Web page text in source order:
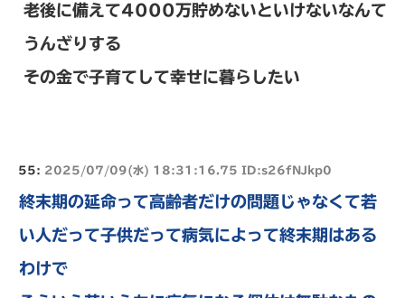
老後に備えて4000万貯めないといけないなんて
うんざりする
その金で子育てして幸せに暮らしたい
55: 2025/07/09(水) 18:31:16.75 ID:s26fNJkp0
終末期の延命って高齢者だけの問題じゃなくて若
い人だって子供だって病気によって終末期はある
わけで